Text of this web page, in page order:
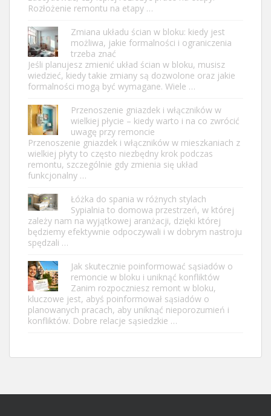
Rozłożenie remontu na etapy …
Zmiana układu ścian w bloku: kiedy jest
możliwa, jakie formalności i ograniczenia
trzeba znać
Jeśli planujesz zmienić układ ścian w bloku, musisz
wiedzieć, kiedy takie zmiany są dozwolone oraz jakie
formalności mogą być wymagane. Wiele …
Przenoszenie gniazdek i włączników w
wielkiej płycie – kiedy warto i na co zwrócić
uwagę przy remoncie
Przenoszenie gniazdek i włączników w mieszkaniach z
wielkiej płyty to często niezbędny krok podczas
remontu, szczególnie gdy zmienia się układ
funkcjonalny …
Łóżka do spania w różnych stylach
Sypialnia to domowa przestrzeń, w której
zależy nam na wyjątkowej aranżacji, dzięki której
będziemy efektywnie odpoczywali i w dobrym nastroju
spędzali …
Jak skutecznie poinformować sąsiadów o
remoncie w bloku i uniknąć konfliktów
Zanim rozpoczniesz remont w bloku,
kluczowe jest, abyś poinformował sąsiadów o
planowanych pracach, aby uniknąć nieporozumień i
konfliktów. Dobre relacje sąsiedzkie …